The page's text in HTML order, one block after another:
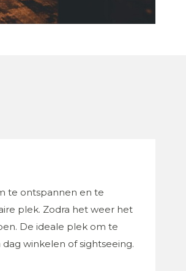
te ontspannen en te
plek. Zodra het weer het
De ideale plek om te
winkelen of sightseeing.